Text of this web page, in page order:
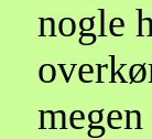
nogle